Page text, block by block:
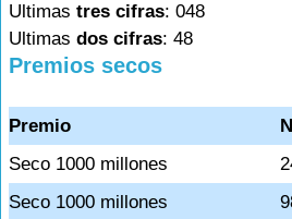
Ultimas tres cifras: 048
Ultimas dos cifras: 48
Premios secos
Premio
Seco 1000 millones
Seco 1000 millones